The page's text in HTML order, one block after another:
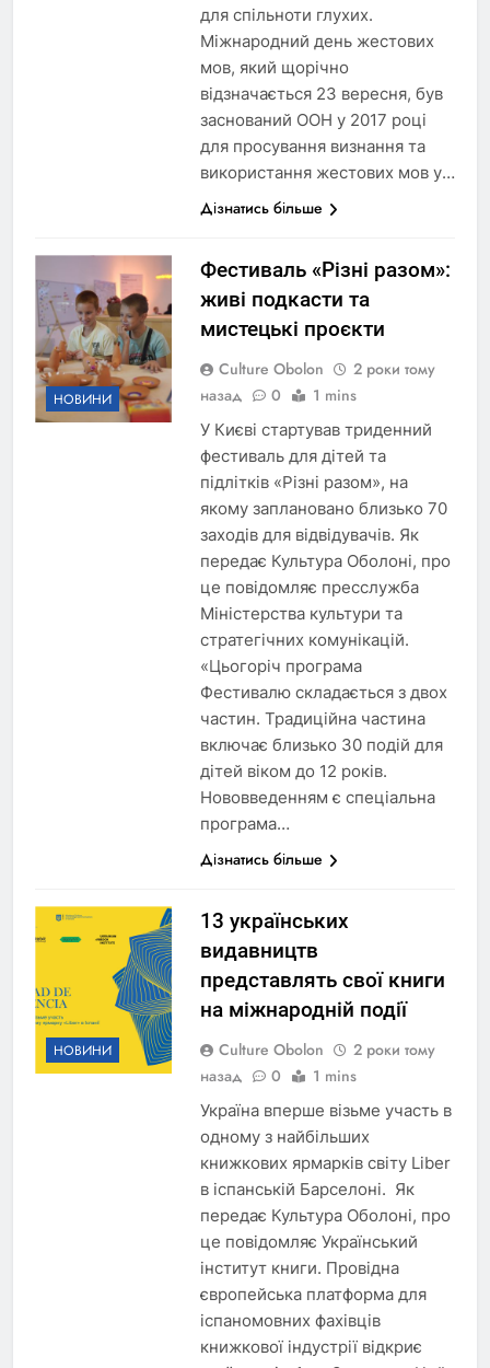
для спільноти глухих.
Міжнародний день жестових
мов, який щорічно
відзначається 23 вересня, був
заснований ООН у 2017 році
для просування визнання та
використання жестових мов у…
Дізнатись більше
НОВИНИ
Фестиваль «Різні разом»:
живі подкасти та
мистецькі проєкти
Culture Obolon
2 роки тому
назад
0 1 mins
У Києві стартував триденний
фестиваль для дітей та
підлітків «Різні разом», на
якому заплановано близько 70
заходів для відвідувачів. Як
передає Культура Оболоні, про
це повідомляє пресслужба
Міністерства культури та
стратегічних комунікацій.
«Цьогоріч програма
Фестивалю складається з двох
частин. Традиційна частина
включає близько 30 подій для
дітей віком до 12 років.
Нововведенням є спеціальна
програма…
Дізнатись більше
НОВИНИ
13 українських
видавництв
представлять свої книги
на міжнародній події
Culture Obolon
2 роки тому
назад
0 1 mins
Україна вперше візьме участь в
одному з найбільших
книжкових ярмарків світу Liber
в іспанській Барселоні. Як
передає Культура Оболоні, про
це повідомляє Український
інститут книги. Провідна
європейська платформа для
іспаномовних фахівців
книжкової індустрії відкриє